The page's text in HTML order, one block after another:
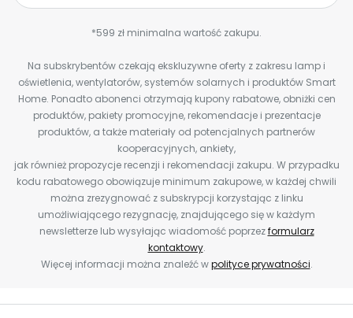
*599 zł minimalna wartość zakupu.
Na subskrybentów czekają ekskluzywne oferty z zakresu lamp i
oświetlenia, wentylatorów, systemów solarnych i produktów Smart
Home. Ponadto abonenci otrzymają kupony rabatowe, obniżki cen
produktów, pakiety promocyjne, rekomendacje i prezentacje
produktów, a także materiały od potencjalnych partnerów
kooperacyjnych, ankiety,
jak również propozycje recenzji i rekomendacji zakupu. W przypadku
kodu rabatowego obowiązuje minimum zakupowe, w każdej chwili
można zrezygnować z subskrypcji korzystając z linku
umożliwiającego rezygnację, znajdującego się w każdym
newsletterze lub wysyłając wiadomość poprzezformularz
kontaktowy.
Więcej informacji można znaleźć wpolityce prywatności.